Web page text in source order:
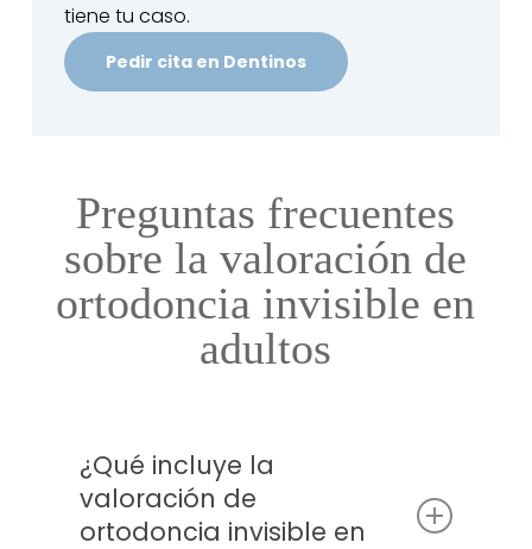
tiene tu caso.
Pedir cita en Dentinos
Preguntas frecuentes
sobre la valoración de
ortodoncia invisible en
adultos
¿Qué incluye la
valoración de
ortodoncia invisible en